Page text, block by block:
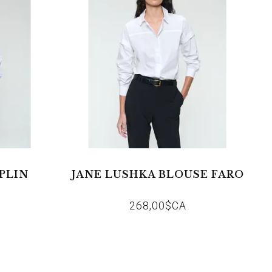
JANE LUSHKA BLOUSE FARO
268,00$CA